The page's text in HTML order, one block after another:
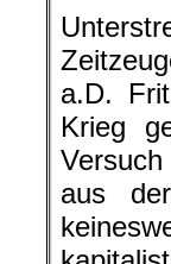
a.D.
Krieg
aus